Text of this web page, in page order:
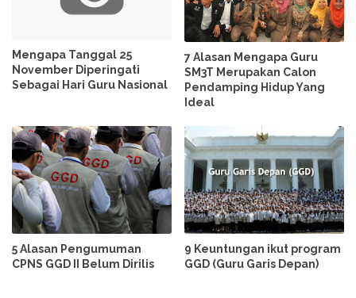
Mengapa Tanggal 25
November Diperingati
Sebagai Hari Guru Nasional
7 Alasan Mengapa Guru
SM3T Merupakan Calon
Pendamping Hidup Yang
Ideal
5 Alasan Pengumuman
CPNS GGD II Belum Dirilis
9 Keuntungan ikut program
GGD (Guru Garis Depan)